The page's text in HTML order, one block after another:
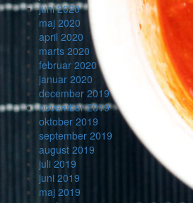
juni 2020
maj 2020
april 2020
marts 2020
februar 2020
januar 2020
december 2019
november 2019
oktober 2019
september 2019
august 2019
juli 2019
juni 2019
maj 2019